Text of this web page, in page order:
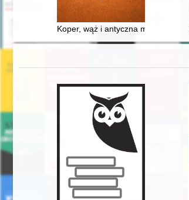
Koper, wąż i antyczna medycyna